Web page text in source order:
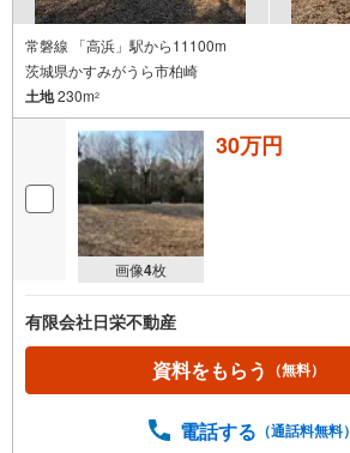
常磐線 「高浜」駅から11100m
茨城県かすみがうら市柏崎
土地230m2
画像4枚
30万円
有限会社日栄不動産
資料をもらう （無料）
電話する （通話料無料）